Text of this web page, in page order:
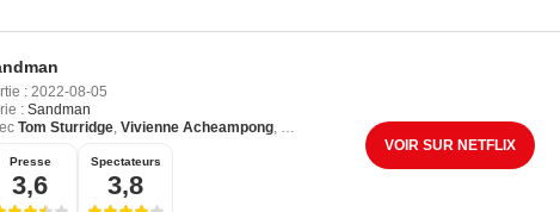
: 2022-08-05
: Sandman
Tom Sturridge, Vivienne Acheampong, Kirby Howell-Baptiste
Presse
3,6
Spectateurs
3,8
VOIR SUR NETFLIX